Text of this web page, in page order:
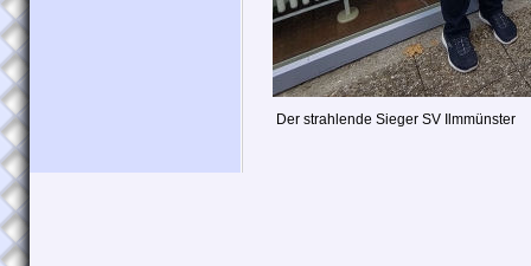
Der strahlende Sieger SV Ilmmünster